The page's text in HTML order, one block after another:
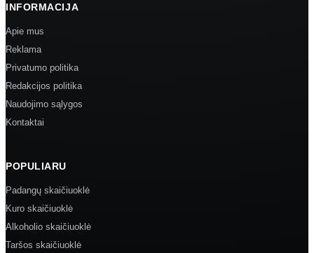
INFORMACIJA
Apie mus
Reklama
Privatumo politika
Redakcijos politika
Naudojimo sąlygos
Kontaktai
POPULIARU
Padangų skaičiuoklė
Kuro skaičiuoklė
Alkoholio skaičiuoklė
Taršos skaičiuoklė